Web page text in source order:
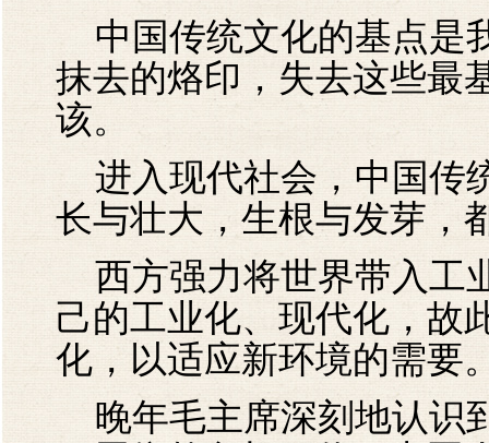
中国传统文化的基点是
抹去的烙印，失去这些最
该。
进入现代社会，中国传
长与壮大，生根与发芽，
西方强力将世界带入工
己的工业化、现代化，故
化，以适应新环境的需要
晚年毛主席深刻地认识